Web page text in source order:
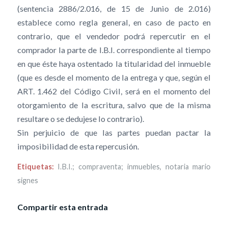
(sentencia 2886/2.016, de 15 de Junio de 2.016)
establece como regla general, en caso de pacto en
contrario, que el vendedor podrá repercutir en el
comprador la parte de I.B.I. correspondiente al tiempo
en que éste haya ostentado la titularidad del inmueble
(que es desde el momento de la entrega y que, según el
ART. 1.462 del Código Civil, será en el momento del
otorgamiento de la escritura, salvo que de la misma
resultare o se dedujese lo contrario).
Sin perjuicio de que las partes puedan pactar la
imposibilidad de esta repercusión.
Etiquetas: I.B.I.; compraventa; inmuebles, notaria mario
signes
Compartir esta entrada